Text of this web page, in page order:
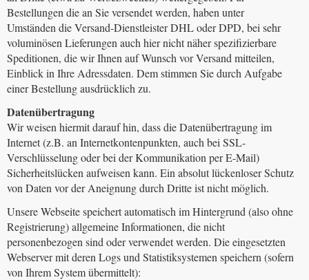
Bestellungen die an Sie versendet werden, haben unter
Umständen die Versand-Dienstleister DHL oder DPD, bei sehr
voluminösen Lieferungen auch hier nicht näher spezifizierbare
Speditionen, die wir Ihnen auf Wunsch vor Versand mitteilen,
Einblick in Ihre Adressdaten. Dem stimmen Sie durch Aufgabe
einer Bestellung ausdrücklich zu.
Datenübertragung
Wir weisen hiermit darauf hin, dass die Datenübertragung im
Internet (z.B. an Internetkontenpunkten, auch bei SSL-
Verschlüsselung oder bei der Kommunikation per E-Mail)
Sicherheitslücken aufweisen kann. Ein absolut lückenloser Schutz
von Daten vor der Aneignung durch Dritte ist nicht möglich.
Unsere Webseite speichert automatisch im Hintergrund (also ohne
Registrierung) allgemeine Informationen, die nicht
personenbezogen sind oder verwendet werden. Die eingesetzten
Webserver mit deren Logs und Statistiksystemen speichern (sofern
von Ihrem System übermittelt):